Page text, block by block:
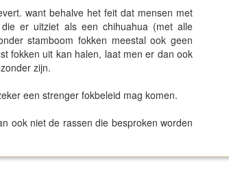
want behalve het feit dat mensen met
er uitziet als een chihuahua (met alle
stamboom fokken meestal ook geen
fokken uit kan halen, laat men er dan ook
zijn.
een strenger fokbeleid mag komen.
ook niet de rassen die besproken worden